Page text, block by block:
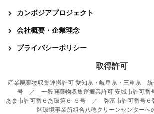
カンボジアプロジェクト
会社概要・企業理念
プライバシーポリシー
取得許可
産業廃棄物収集運搬許可 愛知県・岐阜県・三重県
号 ／ 一般廃棄物収集運搬業許可 安城市許可番
あま市許可番６あ環第６-５号 ／ 弥富市許可番号６
区環境事業所組合八穂クリーンセンターへ